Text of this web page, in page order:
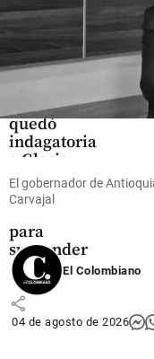
Colombia
septiembre
quedó
indagatoria
a Gloria
Arizabaleta
por
para
suspender
a Petro
share
El gobernador de
Carvajal
El Colombiano
04 de agosto de 2026